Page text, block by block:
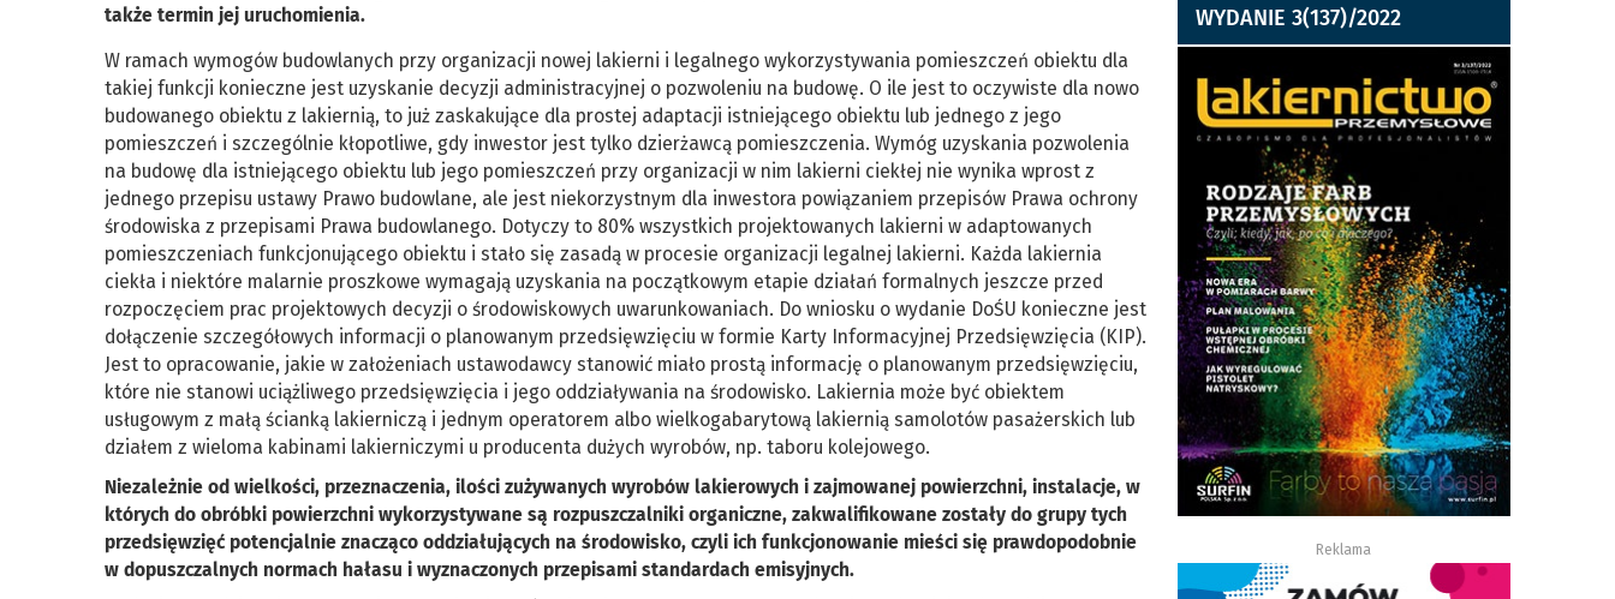
także termin jej uruchomienia.
W ramach wymogów budowlanych przy organizacji nowej lakierni i legalnego wykorzystywania pomieszczeń obiektu dla
takiej funkcji konieczne jest uzyskanie decyzji administracyjnej o pozwoleniu na budowę. O ile jest to oczywiste dla nowo
budowanego obiektu z lakiernią, to już zaskakujące dla prostej adaptacji istniejącego obiektu lub jednego z jego
pomieszczeń i szczególnie kłopotliwe, gdy inwestor jest tylko dzierżawcą pomieszczenia. Wymóg uzyskania pozwolenia
na budowę dla istniejącego obiektu lub jego pomieszczeń przy organizacji w nim lakierni ciekłej nie wynika wprost z
jednego przepisu ustawy Prawo budowlane, ale jest niekorzystnym dla inwestora powiązaniem przepisów Prawa ochrony
środowiska z przepisami Prawa budowlanego. Dotyczy to 80% wszystkich projektowanych lakierni w adaptowanych
pomieszczeniach funkcjonującego obiektu i stało się zasadą w procesie organizacji legalnej lakierni. Każda lakiernia
ciekła i niektóre malarnie proszkowe wymagają uzyskania na początkowym etapie działań formalnych jeszcze przed
rozpoczęciem prac projektowych decyzji o środowiskowych uwarunkowaniach. Do wniosku o wydanie DoŚU konieczne jest
dołączenie szczegółowych informacji o planowanym przedsięwzięciu w formie Karty Informacyjnej Przedsięwzięcia (KIP).
Jest to opracowanie, jakie w założeniach ustawodawcy stanowić miało prostą informację o planowanym przedsięwzięciu,
które nie stanowi uciążliwego przedsięwzięcia i jego oddziaływania na środowisko. Lakiernia może być obiektem
usługowym z małą ścianką lakierniczą i jednym operatorem albo wielkogabarytową lakiernią samolotów pasażerskich lub
działem z wieloma kabinami lakierniczymi u producenta dużych wyrobów, np. taboru kolejowego.
Niezależnie od wielkości, przeznaczenia, ilości zużywanych wyrobów lakierowych i zajmowanej powierzchni, instalacje, w
których do obróbki powierzchni wykorzystywane są rozpuszczalniki organiczne, zakwalifikowane zostały do grupy tych
przedsięwzięć potencjalnie znacząco oddziałujących na środowisko, czyli ich funkcjonowanie mieści się prawdopodobnie
w dopuszczalnych normach hałasu i wyznaczonych przepisami standardach emisyjnych.
WYDANIE 3(137)/2022
Reklama